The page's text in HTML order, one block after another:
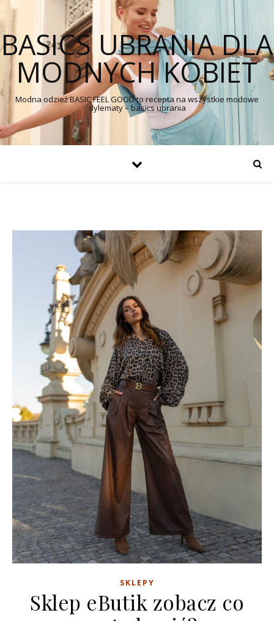
BASICS UBRANIA DLA
MODNYCH KOBIET
Modna odzież BASIC FEEL GOOD to recepta na wszystkie modowe
dylematy – basics ubrania
SKLEPY
Sklep eButik zobacz co